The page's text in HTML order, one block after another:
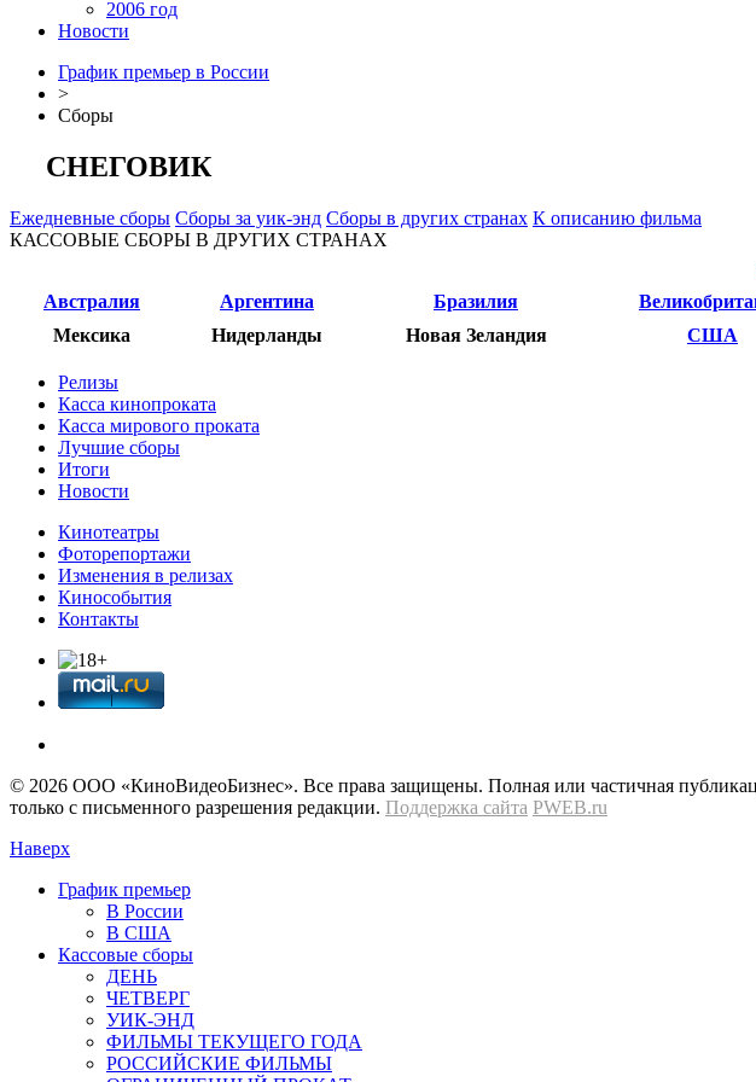
2006 год
Новости
График премьер в России
>
Сборы
СНЕГОВИК
Ежедневные сборы Сборы за уик-энд Сборы в других странах К описанию фильма
КАССОВЫЕ СБОРЫ В ДРУГИХ СТРАНАХ
Австралия
Аргентина Бразилия
Мексика
Нидерланды Новая Зеландия США
Релизы
Касса кинопроката
Касса мирового проката
Лучшие сборы
Итоги
Новости
Кинотеатры
Фоторепортажи
Изменения в релизах
Кинособытия
Контакты
© 2026 OOО «КиноВидеоБизнес». Все права защищены. Полная или частичная
только с письменного разрешения редакции. Поддержка сайта PWEB.ru
Наверх
График премьер
В России
В США
Кассовые сборы
ДЕНЬ
ЧЕТВЕРГ
УИК-ЭНД
ФИЛЬМЫ ТЕКУЩЕГО ГОДА
РОССИЙСКИЕ ФИЛЬМЫ